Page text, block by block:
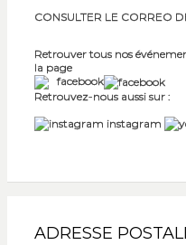
CONSULTER LE CORREO
Retrouver tous nos
la page
facebook
Retrouvez-nous aussi sur :
instagram
ADRESSE